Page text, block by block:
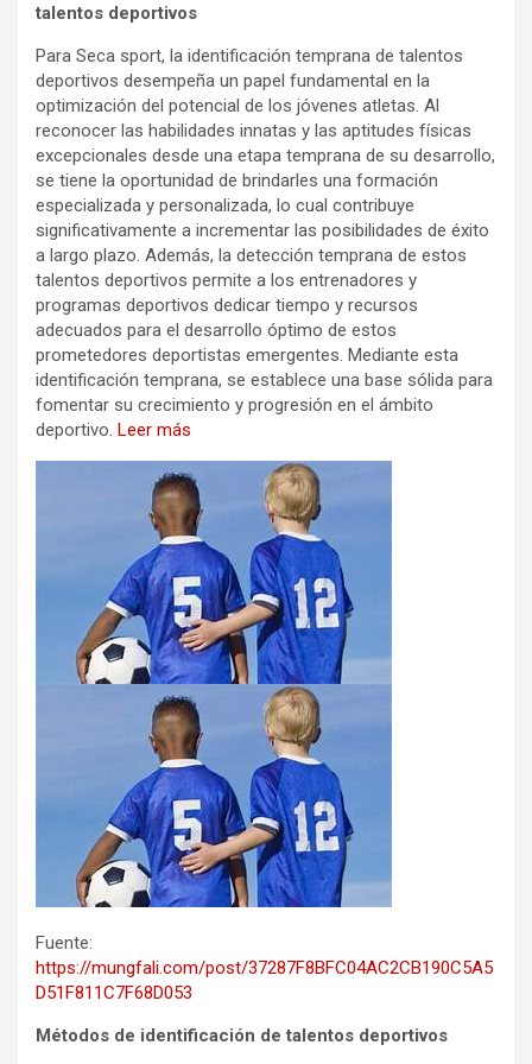
talentos deportivos
Para Seca sport, la identificación temprana de talentos
deportivos desempeña un papel fundamental en la
optimización del potencial de los jóvenes atletas. Al
reconocer las habilidades innatas y las aptitudes físicas
excepcionales desde una etapa temprana de su desarrollo,
se tiene la oportunidad de brindarles una formación
especializada y personalizada, lo cual contribuye
significativamente a incrementar las posibilidades de éxito
a largo plazo. Además, la detección temprana de estos
talentos deportivos permite a los entrenadores y
programas deportivos dedicar tiempo y recursos
adecuados para el desarrollo óptimo de estos
prometedores deportistas emergentes. Mediante esta
identificación temprana, se establece una base sólida para
fomentar su crecimiento y progresión en el ámbito
deportivo. Leer más
Fuente:
https://mungfali.com/post/37287F8BFC04AC2CB190C5A5
D51F811C7F68D053
Métodos de identificación de talentos deportivos